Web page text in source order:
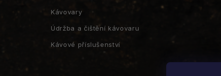
Kávovary
Údržba a čištění kávovaru
Kávové příslušenství